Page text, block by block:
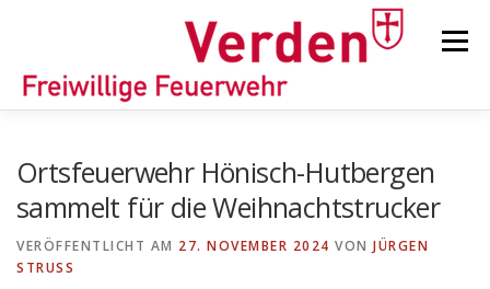
Menü
Ortsfeuerwehr Hönisch-Hutbergen
sammelt für die Weihnachtstrucker
VERÖFFENTLICHT AM 27. NOVEMBER 2024 VON JÜRGEN
STRUSS